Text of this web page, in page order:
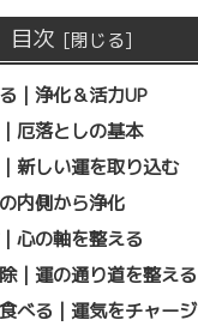
目次
｜浄化＆活力UP
厄落としの基本
新しい運を取り込む
内側から浄化
心の軸を整える
｜運の通り道を整える
べる｜運気をチャージ